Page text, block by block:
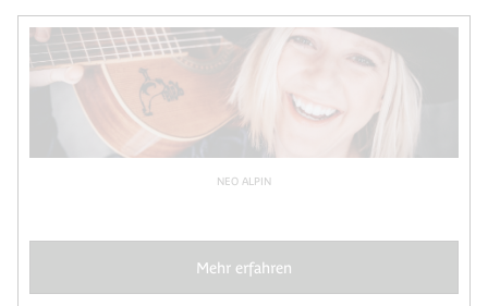
NEO ALPIN
Mehr erfahren